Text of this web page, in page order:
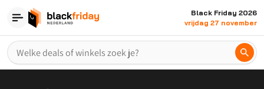
Black Friday 2026
vrijdag 27 november